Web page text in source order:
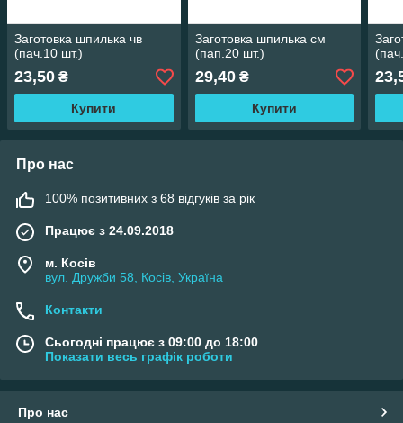
Заготовка шпилька чв
(пач.10 шт.)
23,50 ₴
Купити
Заготовка шпилька см
(пап.20 шт.)
29,40₴
Купити
Про нас
100% позитивних з 68 відгуків за рік
Працює з 24.09.2018
м. Косів
вул. Дружби 58, Косів, Україна
Контакти
Сьогодні працює з 09:00 до 18:00
Показати весь графік роботи
Про нас